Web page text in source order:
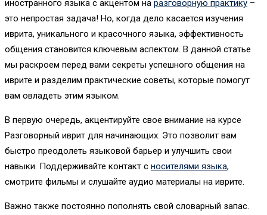
иностранного языка с акцентом на разговорную практику –
это непростая задача! Но, когда дело касается изучения
иврита, уникального и красочного языка, эффективность
общения становится ключевым аспектом. В данной статье
мы раскроем перед вами секреты успешного общения на
иврите и разделим практические советы, которые помогут
вам овладеть этим языком.
В первую очередь, акцентируйте свое внимание на курсе
Разговорный иврит для начинающих. Это позволит вам
быстро преодолеть языковой барьер и улучшить свои
навыки. Поддерживайте контакт с носителями языка,
смотрите фильмы и слушайте аудио материалы на иврите.
Важно также постоянно пополнять свой словарный запас.